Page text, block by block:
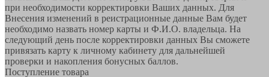
при необходимости корректировки Ваших данных. Для
Внесения изменений в реистрационные данные Вам будет
необходимо назвать номер карты и Ф.И.О. владельца. На
следующий день после корректировки данных Вы сможете
привязать карту к личному кабинету для дальнейшей
проверки и накопления бонусных баллов.
Поступление товара